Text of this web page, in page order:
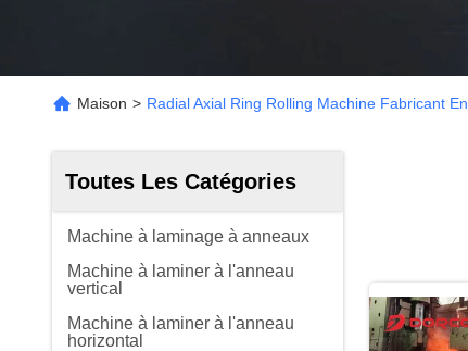
Maison > Radial Axial Ring Rolling Machine Fabricant
Toutes Les Catégories
Machine à laminage à anneaux
Machine à laminer à l'anneau
vertical
Machine à laminer à l'anneau
horizontal